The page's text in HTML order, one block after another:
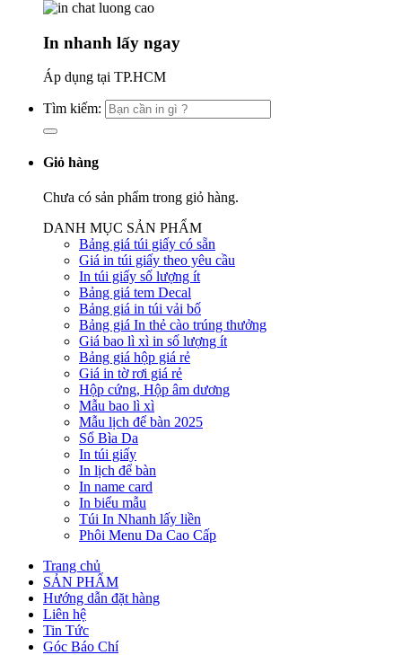
In nhanh lấy ngay
Áp dụng tại TP.HCM
Tìm kiếm:
Giỏ hàng
Chưa có sản phẩm trong giỏ hàng.
DANH MỤC SẢN PHẨM
Bảng giá túi giấy có sẵn
Giá in túi giấy theo yêu cầu
In túi giấy số lượng ít
Bảng giá tem Decal
Bảng giá in túi vải bố
Bảng giá In thẻ cào trúng thưởng
Giá bao lì xì in số lượng ít
Bảng giá hộp giá rẻ
Giá in tờ rơi giá rẻ
Hộp cứng, Hộp âm dương
Mẫu bao lì xì
Mẫu lịch để bàn 2025
Sổ Bìa Da
In túi giấy
In lịch để bàn
In name card
In biểu mẫu
Túi In Nhanh lấy liền
Phôi Menu Da Cao Cấp
Trang chủ
SẢN PHẨM
Hướng dẫn đặt hàng
Liên hệ
Tin Tức
Góc Báo Chí